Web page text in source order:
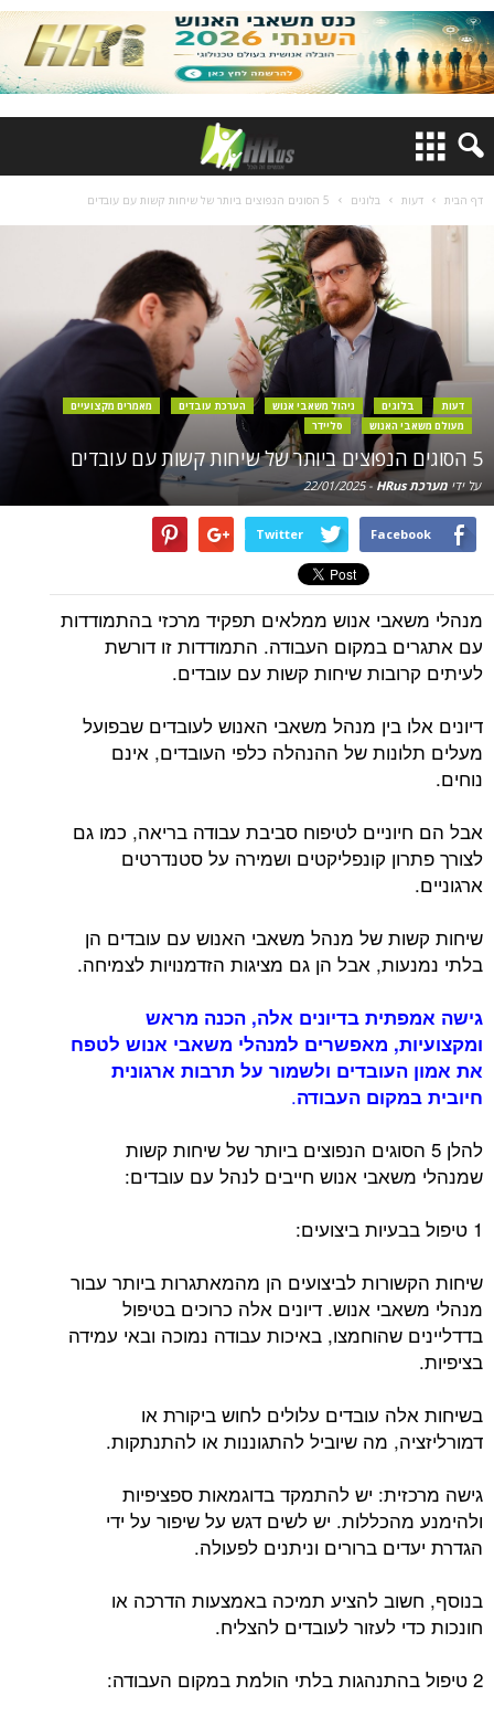
דף הבית דעות בלוגים 5 הסוגים הנפוצים ביותר של שיחות קשות עם עובדים
דעות בלוגים ניהול משאבי אנוש הערכת עובדים
מאמרים מקצועיים
מעולם משאבי האנוש
סליידר
5 הסוגים הנפוצים ביותר של שיחות קשות עם עובדים
על ידי מערכת HRus -
22/01/2025
Facebook
Twitter
מנהלי משאבי אנוש ממלאים תפקיד מרכזי בהתמודדות
עם אתגרים במקום העבודה. התמודדות זו דורשת
לעיתים קרובות שיחות קשות עם עובדים.
דיונים אלו בין מנהל משאבי האנוש לעובדים שבפועל
מעלים תלונות של ההנהלה כלפי העובדים, אינם
נוחים.
אבל הם חיוניים לטיפוח סביבת עבודה בריאה, כמו גם
לצורך פתרון קונפליקטים ושמירה על סטנדרטים
ארגוניים.
שיחות קשות של מנהל משאבי האנוש עם עובדים הן
בלתי נמנעות, אבל הן גם מציגות הזדמנויות לצמיחה.
גישה אמפתית בדיונים אלה, הכנה מראש
ומקצועיות, מאפשרים למנהלי משאבי אנוש לטפח
את אמון העובדים ולשמור על תרבות ארגונית
חיובית במקום העבודה.
להלן 5 הסוגים הנפוצים ביותר של שיחות קשות
שמנהלי משאבי אנוש חייבים לנהל עם עובדים:
1 טיפול בבעיות ביצועים:
שיחות הקשורות לביצועים הן מהמאתגרות ביותר עבור
מנהלי משאבי אנוש. דיונים אלה כרוכים בטיפול
בדדליינים שהוחמצו, באיכות עבודה נמוכה ובאי עמידה
בציפיות.
בשיחות אלה עובדים עלולים לחוש ביקורת או
דמורליזציה, מה שיוביל להתגוננות או להתנתקות.
גישה מרכזית: יש להתמקד בדוגמאות ספציפיות
ולהימנע מהכללות. יש לשים דגש על שיפור על ידי
הגדרת יעדים ברורים וניתנים לפעולה.
בנוסף, חשוב להציע תמיכה באמצעות הדרכה או
חונכות כדי לעזור לעובדים להצליח.
2 טיפול בהתנהגות בלתי הולמת במקום העבודה: